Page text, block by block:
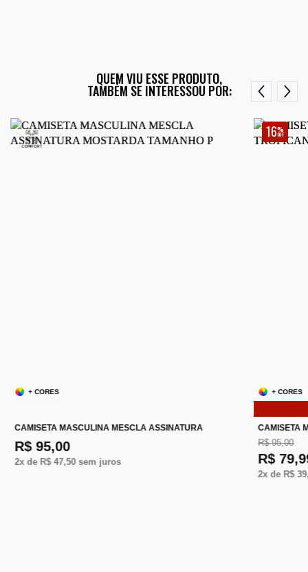
QUEM VIU ESSE PRODUTO,
TAMBÉM SE INTERESSOU POR:
+ CORES
CAMISETA MASCULINA MESCLA ASSINATURA
R$ 95,00
2x de R$ 47,50sem juros
16%
OFF
+ CORES
CAMISETA
R$ 95,00
R$
2x de R$